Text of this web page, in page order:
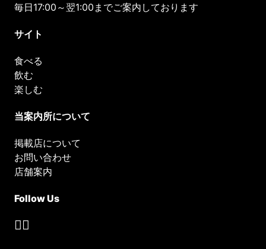
毎日17:00～翌1:00までご案内しております
サイト
食べる
飲む
楽しむ
当案内所について
掲載店について
お問い合わせ
店舗案内
Follow Us